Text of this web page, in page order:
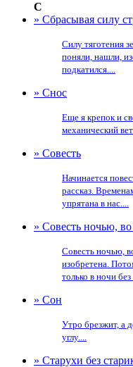
С
» Сбрасывая силу
Силу тяготения
поняли, нашли,
подкатился....
» Снос
Еще я крепок и
механический
» Совесть
Начинается
рассказ.
упрятана в нас....
» Совесть ночью,
Совесть ночью,
изобретена.
только в ночи без
» Сон
Утро брезжит, а
углу....
» Старухи без